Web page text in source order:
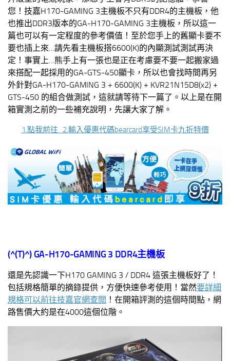
您！技嘉H170-GAMING 3主機板不只有DDR4的主機板，他
也推出DDR3版本的GA-H170-GAMING 3主機板，所以這一
篇也可以有一定程度的參考價值！至於您手上的舊顯卡要不
要也插上來…請先看主機板搭6600(K)的內顯測試測試再決
定！事實上…熊手上有一張也是正在考慮要不要一起搬家過
來搭配一起採用的GA-GTS-450顯卡，所以也會找時間再另
外針對GA-H170-GAMING 3 + 6600(K) + KVR21N15D8(x2) +
GTS-450 的組合做測試，這就請等待下一篇了。以上是在開
箱實測之前的一些補充說明，先讓大家了解。
1.點我前往 2.輸入優惠代碼bearcard享受SIM卡九折特價
(^(T)^)GA-H170-GAMING 3 DDR4主機板
還是先認識一下H170 GAMING 3 / DDR4 這張主機板好了！
包括規格簡單的摘錄提供，方便快速參考使用！當然要詳細
規格可以前往技嘉官網查閱 ！在開箱評測的這個時間點，網
路售價大約是在4000這個位階。